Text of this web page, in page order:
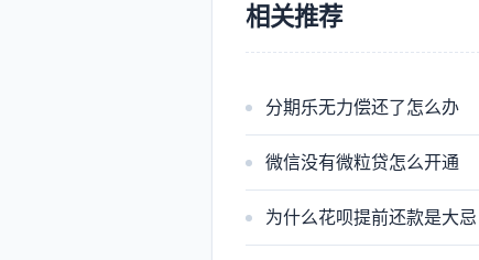
相关推荐
分期乐无力偿还了怎么办
微信没有微粒贷怎么开通
为什么花呗提前还款是大忌